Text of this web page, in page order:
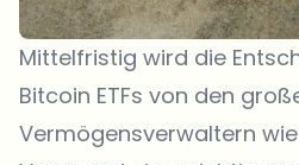
Mittelfristig wird die
Bitcoin ETFs von den
Vermögensverwaltern